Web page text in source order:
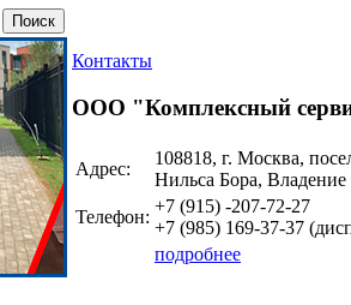
Поиск
Контакты
ООО "Комплексный
Адрес:
108818, г. Москва,
Нильса Бора,
Телефон:
+7 (915) -207-72-27
+7 (985) 169-37-37
подробнее